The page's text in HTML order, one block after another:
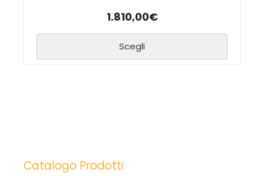
1.810,00€
Scegli
Catalogo Prodotti